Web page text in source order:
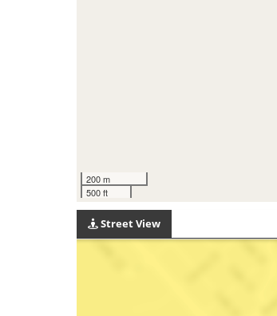
200 m
500 ft
Street View